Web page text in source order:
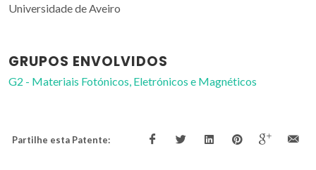
Universidade de Aveiro
GRUPOS ENVOLVIDOS
G2 - Materiais Fotónicos, Eletrónicos e Magnéticos
Partilhe esta Patente: